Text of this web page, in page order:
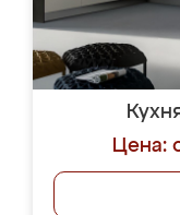
Цена: